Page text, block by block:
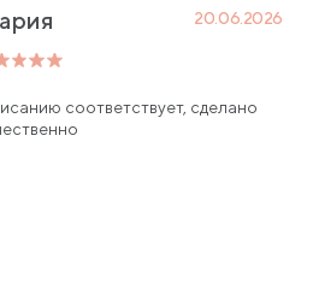
20.06.2026
соответствует, сделано